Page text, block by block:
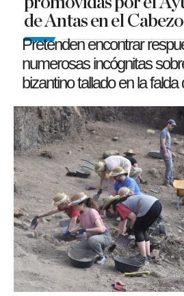
de Antas en el
Pretenden encontrar
numerosas incógnitas
bizantino tallado en la